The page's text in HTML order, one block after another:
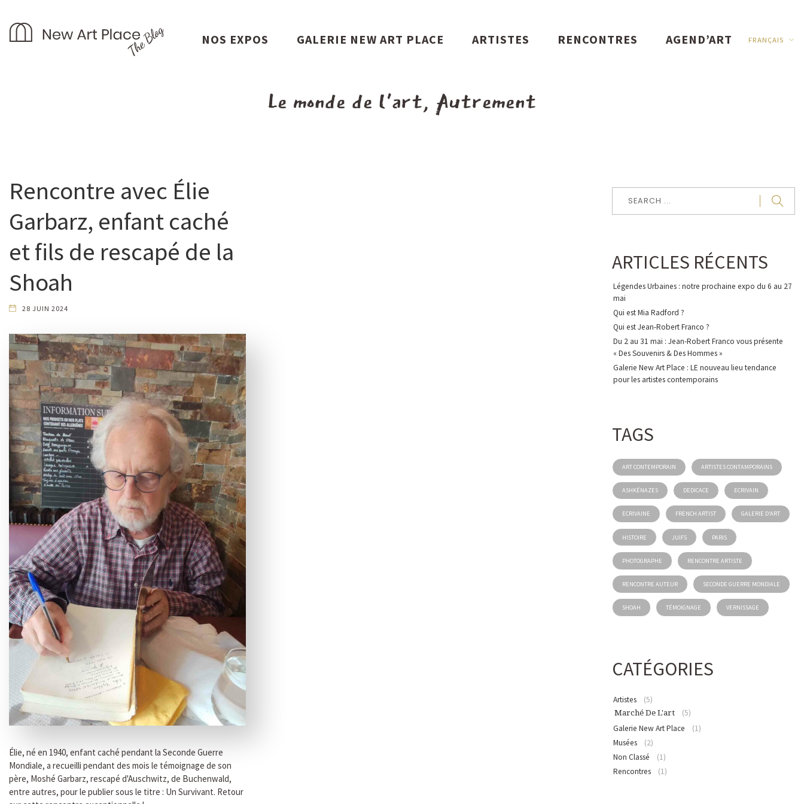
NOS EXPOS GALERIE NEW ART PLACE ARTISTES RENCONTRES AGEND’ART FRANÇAIS
Le monde de l'art, Autrement
Rencontre avec Élie
Garbarz, enfant caché
et fils de rescapé de la
Shoah
28 JUIN 2024
Élie, né en 1940, enfant caché pendant la Seconde Guerre
Mondiale, a recueilli pendant des mois le témoignage de son
père, Moshé Garbarz, rescapé d'Auschwitz, de Buchenwald,
entre autres, pour le publier sous le titre : Un Survivant. Retour
ARTICLES RÉCENTS
Légendes Urbaines : notre prochaine expo du 6 au 27
mai
Qui est Mia Radford ?
Qui est Jean-Robert Franco ?
Du 2 au 31 mai : Jean-Robert Franco vous présente
« Des Souvenirs & Des Hommes »
Galerie New Art Place : LE nouveau lieu tendance
pour les artistes contemporains
TAGS
ART CONTEMPORAIN ARTISTES CONTAMPORAINS
ASHKÉNAZES DEDICACE ECRIVAIN
ECRIVAINE FRENCH ARTIST GALERIE D'ART
HISTOIRE JUIFS PARIS
PHOTOGRAPHE RENCONTRE ARTISTE
RENCONTRE AUTEUR SECONDE GUERRE MONDIALE
SHOAH TÉMOIGNAGE VERNISSAGE
CATÉGORIES
Artistes (5)
Marché De L'art
(5)
Galerie New Art Place
(1)
Musées
(2)
Non Classé
(1)
Rencontres
(1)